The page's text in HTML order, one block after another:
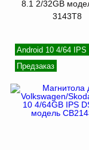
8.1 2/32GB
3143T8
Android 10 4/64 IPS
Предзаказ